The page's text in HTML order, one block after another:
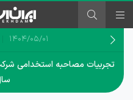
۱۴۰۴/۰۵/۰۱
تجربیات مصاحبه استخدامی